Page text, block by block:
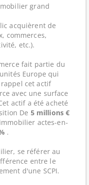
grand
acquièrent de
commerces,
etc.).
fait partie du
Europe qui
rappel cet actif
avec une surface
actif a été acheté
De 5 millions €
actes-en-
.
se référer au
entre le
d'une SCPI.